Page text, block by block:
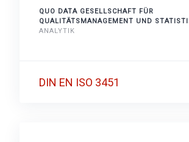
QUO DATA GESELLSCHAFT FÜR
QUALITÄTSMANAGEMENT UND
ANALYTIK
DIN EN ISO 3451